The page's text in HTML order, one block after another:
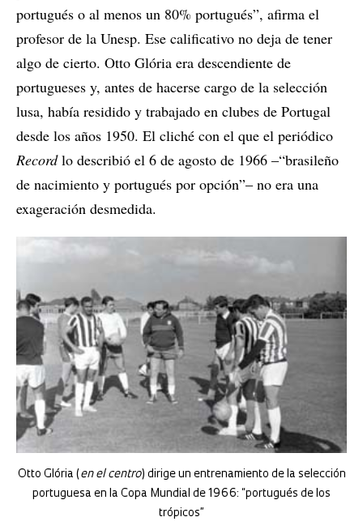
portugués o al menos un 80% portugués”, afirma el
profesor de la Unesp. Ese calificativo no deja de tener
algo de cierto. Otto Glória era descendiente de
portugueses y, antes de hacerse cargo de la selección
lusa, había residido y trabajado en clubes de Portugal
desde los años 1950. El cliché con el que el periódico
Recordlo describió el 6 de agosto de 1966 ‒“brasileño
de nacimiento y portugués por opción”‒ no era una
exageración desmedida.
Otto Glória ( en el centro) dirige un entrenamiento de la selección
portuguesa en la Copa Mundial de 1966: “portugués de los
trópicos”